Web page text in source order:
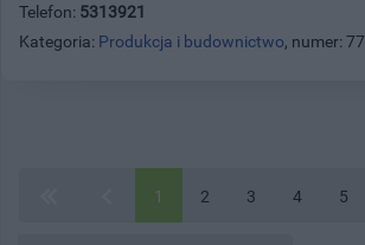
Telefon: 5313921
Kategoria: Produkcja i budownictwo, numer: 77
1 2 3 4 5